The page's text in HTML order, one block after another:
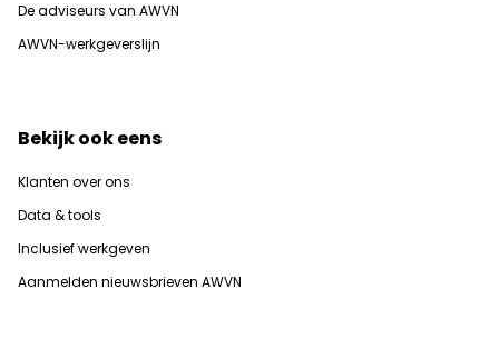
De adviseurs van AWVN
AWVN-werkgeverslijn
Bekijk ook eens
Klanten over ons
Data & tools
Inclusief werkgeven
Aanmelden nieuwsbrieven AWVN